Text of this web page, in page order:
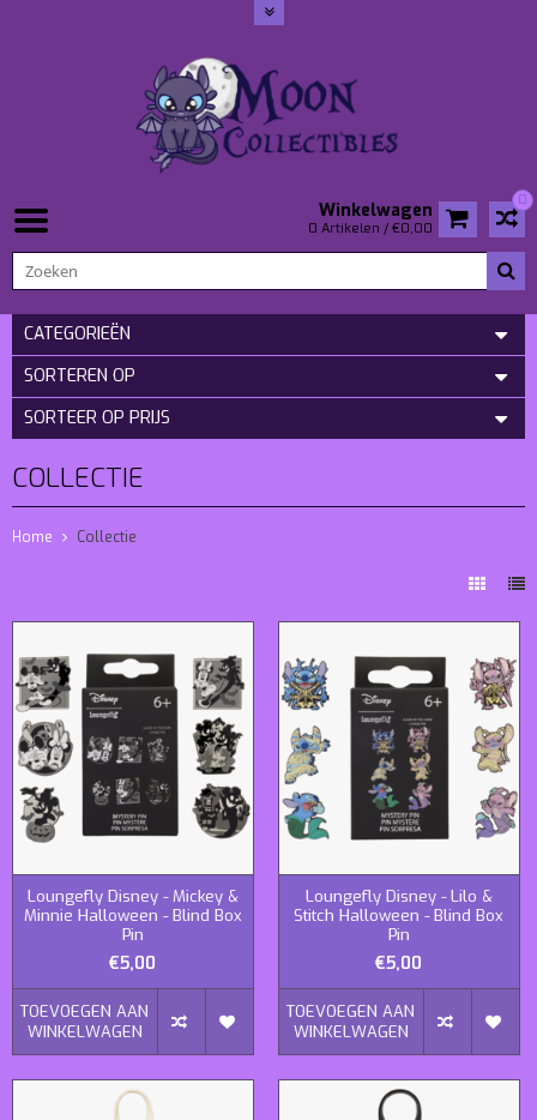
0
Winkelwagen
0 Artikelen / €0,00
CATEGORIEËN
SORTEREN OP
SORTEER OP PRIJS
COLLECTIE
Home Collectie
Loungefly Disney - Mickey &
Minnie Halloween - Blind Box
Pin
€5,00
TOEVOEGEN AAN
WINKELWAGEN
Loungefly Disney - Lilo &
Stitch Halloween - Blind Box
Pin
€5,00
TOEVOEGEN AAN
WINKELWAGEN